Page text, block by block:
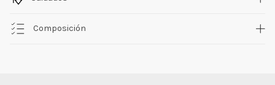
Composición